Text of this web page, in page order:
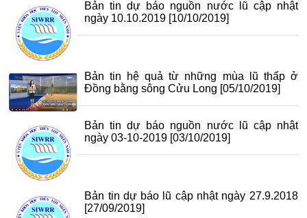
Bản tin dự báo nguồn nước lũ cập nhật
ngày 10.10.2019 [10/10/2019]
Bản tin hệ quả từ những mùa lũ thấp ở
Đồng bằng sông Cửu Long [05/10/2019]
Bản tin dự báo nguồn nước lũ cập nhật
ngày 03-10-2019 [03/10/2019]
Bản tin dự báo lũ cập nhật ngày 27.9.2018
[27/09/2019]